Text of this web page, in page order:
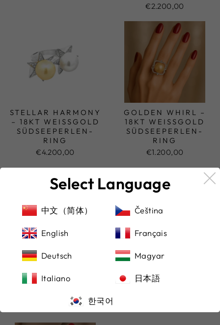
€2.200,00
STELLAR HARMONY
– 18KT WEISSGOLD S
ÜDSEEPERLEN-R
ING
€4.200,00
GOLDEN WHIRL –
18KT WEISSGOLD S
ÜDSEEPERLEN-R
ING
€1.200,00
GOLDEN AURA –
ÜDSEEPERLEN-D
IAMANTRING
€2.200,00
AURORA VERDE –
ING, T
Select Language
中文（简体） Čeština
English Français
Deutsch Magyar
Italiano 日本語
한국어